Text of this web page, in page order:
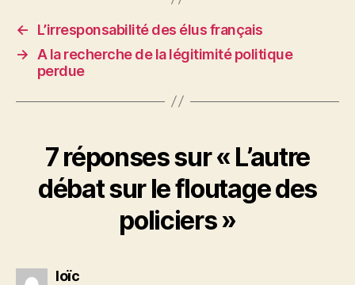
←
L’irresponsabilité des élus français
→
A la recherche de la légitimité politique
perdue
7 réponses sur « L’autre
débat sur le floutage des
policiers »
loïcdit :